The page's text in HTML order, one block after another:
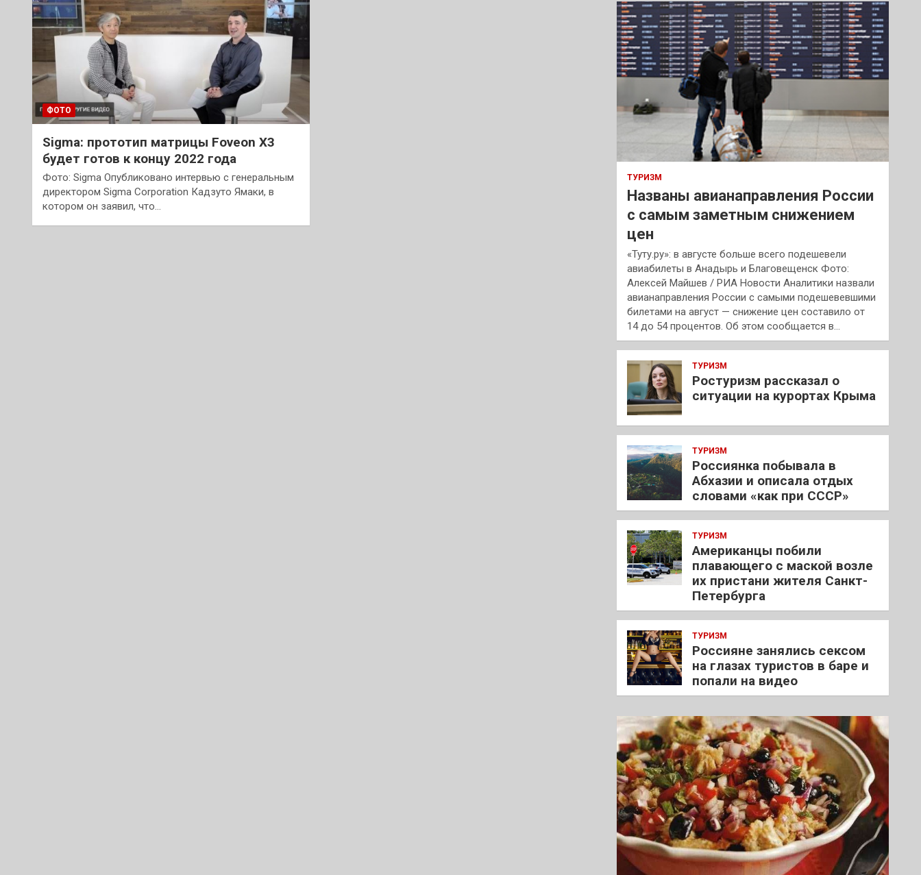
ФОТО
Sigma: прототип матрицы Foveon X3
будет готов к концу 2022 года
Фото: Sigma Опубликовано интервью с генеральным
директором Sigma Corporation Кадзуто Ямаки, в
котором он заявил, что…
к
ТУРИЗМ
Названы авианаправления России
с самым заметным снижением
цен
«Туту.ру»: в августе больше всего подешевели
авиабилеты в Анадырь и Благовещенск Фото:
Алексей Майшев / РИА Новости Аналитики назвали
авианаправления России с самыми подешевевшими
билетами на август — снижение цен составило от
14 до 54 процентов. Об этом сообщается в…
ТУРИЗМ
Ростуризм рассказал о
ситуации на курортах Крыма
ТУРИЗМ
Россиянка побывала в
Абхазии и описала отдых
словами «как при СССР»
ТУРИЗМ
Американцы побили
плавающего с маской возле
их пристани жителя Санкт-
Петербурга
ТУРИЗМ
Россияне занялись сексом
на глазах туристов в баре и
попали на видео